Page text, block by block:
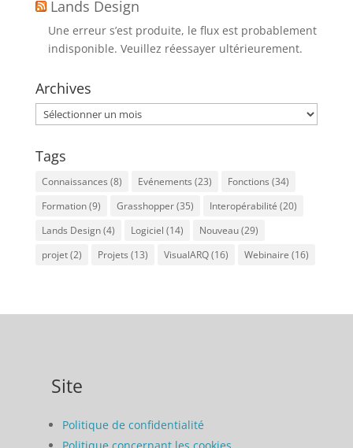
Lands Design
Une erreur s’est produite, le flux est probablement
indisponible. Veuillez réessayer ultérieurement.
Archives
Archives
Tags
Connaissances (8) Evénements (23) Fonctions (34)
Formation(9) Grasshopper(35) Interopérabilité (20)
Lands Design(4) Logiciel (14) Nouveau(29)
projet(2) Projets (13) VisualARQ(16) Webinaire (16)
Site
Politique de confidentialité